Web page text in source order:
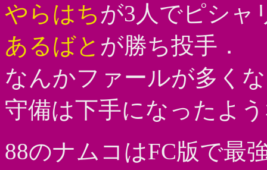
やらはちが3人でピシャ
あるばと が勝ち投手．
なんかファールが多く
守備は下手になったよ
88のナムコはFC版で最